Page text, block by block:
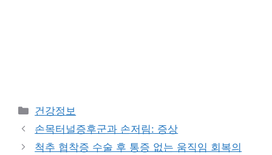
Categories
건강정보
손목터널증후군과 손저림: 증상
척추 협착증 수술 후 통증 없는 움직임 회복의